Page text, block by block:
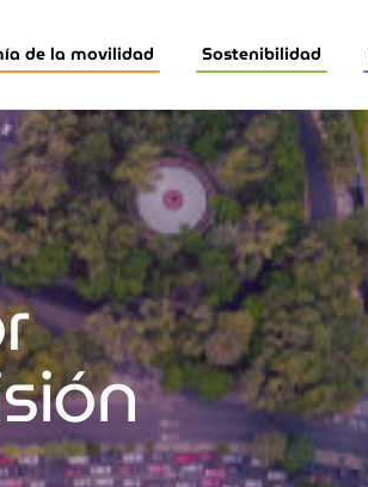
de la movilidad Sostenibilidad